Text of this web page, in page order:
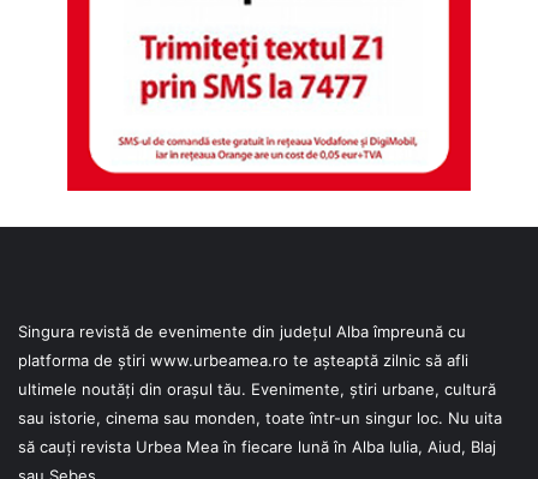
Singura revistă de evenimente din județul Alba împreună cu
platforma de știri www.urbeamea.ro te așteaptă zilnic să afli
ultimele noutăți din orașul tău. Evenimente, știri urbane, cultură
sau istorie, cinema sau monden, toate într-un singur loc. Nu uita
să cauți revista Urbea Mea în fiecare lună în Alba Iulia, Aiud, Blaj